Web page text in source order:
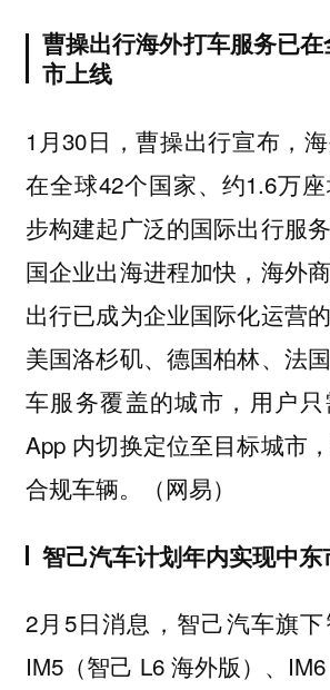
曹操出行海外打车服务已
市上线
1月30日，曹操出行宣布，
在全球42个国家、约1.6万
步构建起广泛的国际出行服
国企业出海进程加快，海外
出行已成为企业国际化运营
美国洛杉矶、德国柏林、法
车服务覆盖的城市，用户
App 内切换定位至目标城市
合规车辆。（网易）
智己汽车计划年内实现中
2月5日消息，智己汽车旗
IM5（智己 L6 海外版）、